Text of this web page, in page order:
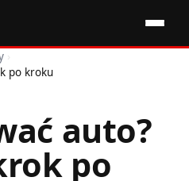
›
po kroku
auto?
po